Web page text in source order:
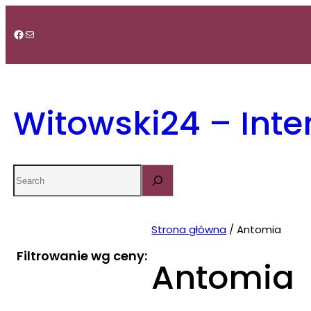
do
Facebook
Mail
Witowski24 –
Filtrowanie wg ceny:
Strona główna / Antomia
Antomia